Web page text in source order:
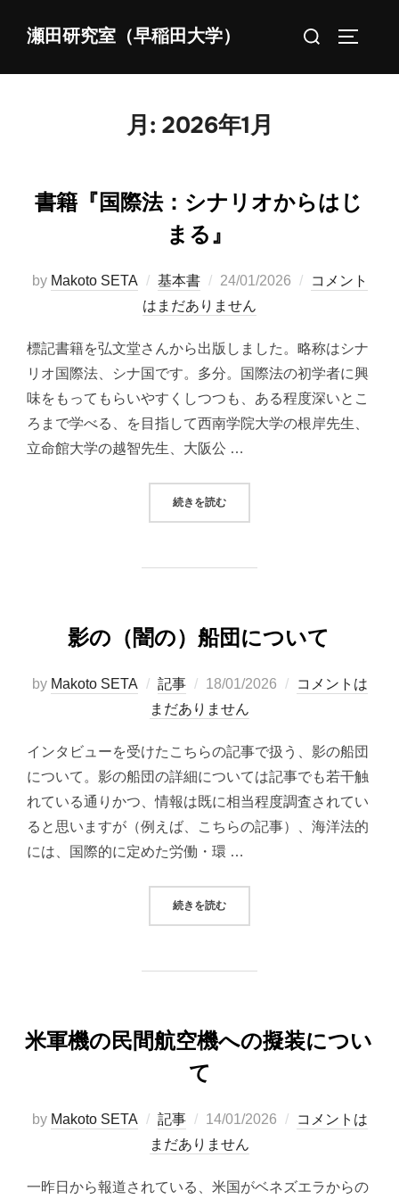
瀬田研究室（早稲田大学）
検
対
月: 2026年1月
書籍『国際法：シナリオからはじ
まる』
by Makoto SETA 基本書
投
稿
24/01/2026
コメント
はまだありません
標記書籍を弘文堂さんから出版しました。略称はシナ
リオ国際法、シナ国です。多分。国際法の初学者に興
味をもってもらいやすくしつつも、ある程度深いとこ
ろまで学べる、を目指して西南学院大学の根岸先生、
立命館大学の越智先生、大阪公 …
続きを読む“書籍『国際法：シナリオからはじ
影の（闇の）船団について
by Makoto SETA 記事
投
稿
18/01/2026
コメントは
まだありません
インタビューを受けたこちらの記事で扱う、影の船団
について。影の船団の詳細については記事でも若干触
れている通りかつ、情報は既に相当程度調査されてい
ると思いますが（例えば、こちらの記事）、海洋法的
には、国際的に定めた労働・環 …
続きを読む“影の（闇の）船団について”
米軍機の民間航空機への擬装につい
て
by Makoto SETA 記事
投
稿
14/01/2026
コメントは
まだありません
一昨日から報道されている、米国がベネズエラからの